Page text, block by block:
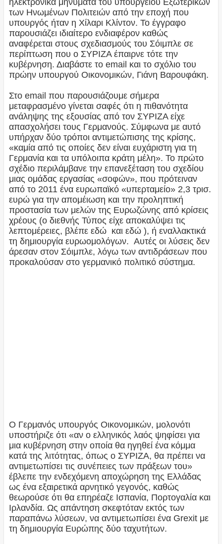
ηλεκτρονικά μηνύματα του υπουργείου Εξωτερικών
των Ηνωμένων Πολιτειών από την εποχή που
υπουργός ήταν η Χίλαρι Κλίντον. Το έγγραφο
παρουσιάζει ιδιαίτερο ενδιαφέρον καθώς
αναφέρεται στους σχεδιασμούς του Σόιμπλε σε
περίπτωση που ο ΣΥΡΙΖΑ έπαιρνε τότε την
κυβέρνηση. Διαβάστε το email και το σχόλιο του
πρώην υπουργού Οικονομικών, Γιάνη Βαρουφάκη.
Στο email που παρουσιάζουμε σήμερα
μεταφρασμένο γίνεται σαφές ότι η πιθανότητα
ανάληψης της εξουσίας από τον ΣΥΡΙΖΑ είχε
απασχολήσει τους Γερμανούς. Σύμφωνα με αυτό
υπήρχαν δύο τρόποι αντιμετώπισης της κρίσης,
«καμία από τις οποίες δεν είναι ευχάριστη για τη
Γερμανία και τα υπόλοιπα κράτη μέλη». Το πρώτο
σχέδιο περιλάμβανε την επανεξέταση του σχεδίου
μιας ομάδας εργασίας «σοφών», που πρότειναν
από το 2011 ένα ευρωπαϊκό «υπερταμείο» 2,3 τρισ.
ευρώ για την απομέιωση και την προληπτική
προστασία των μελών της Ευρωζώνης από κρίσεις
χρέους (ο διεθνής Τύπος είχε αποκαλύψει τις
λεπτομέρειες, βλέπε εδώ και εδώ ), ή εναλλακτικά
τη δημιουργία ευρωομολόγων. Αυτές οι λύσεις δεν
άρεσαν στον Σόιμπλε, λόγω των αντιδράσεων που
προκαλούσαν στο γερμανικό πολιτικό σύστημα.
Ο Γερμανός υπουργός Οικονομικών, μολονότι
υποστήριζε ότι «αν ο ελληνικός λαός ψηφίσει για
μια κυβέρνηση στην οποία θα ηγηθεί ένα κόμμα
κατά της λιτότητας, όπως ο ΣΥΡΙΖΑ, θα πρέπει να
αντιμετωπίσει τις συνέπειες των πράξεων του»
έβλεπε την ενδεχόμενη αποχώρηση της Ελλάδας
ως ένα εξαιρετικά αρνητικό γεγονός, καθώς
θεωρούσε ότι θα επηρέαζε Ισπανία, Πορτογαλία και
Ιρλανδία. Ως απάντηση σκεφτόταν εκτός των
παραπάνω λύσεων, να αντιμετωπίσει ένα Grexit με
τη δημιουργία Ευρώπης δύο ταχυτήτων.